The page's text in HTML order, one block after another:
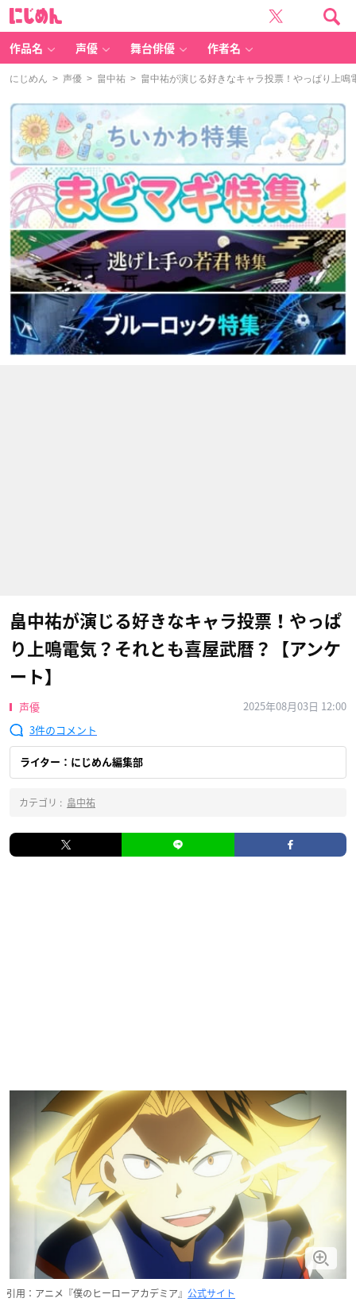
作品名 声優 舞台俳優 作者名
にじめん > 声優 > 畠中祐 > 畠中祐が演じる好きなキャラ投票！やっぱり上鳴
畠中祐が演じる好きなキャラ投票！やっぱ
り上鳴電気？それとも喜屋武暦？【アンケ
ート】
声優
2025年08月03日 12:00
3
ライター：にじめん編集部
カテゴリ : 畠中祐
引用：アニメ『僕のヒーローアカデミア』 公式サイト